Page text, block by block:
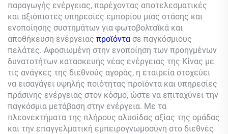
παραγωγής ενέργειας, παρέχοντας αποτελεσματικές
και αξιόπιστες υπηρεσίες εμπορίου μιας στάσης και
ενοποίησης συστημάτων για φωτοβολταϊκά και
αποθήκευση ενέργειας προϊόντα σε παγκόσμιους
πελάτες. Αφοσιωμένη στην ενοποίηση των προηγμένων
δυνατοτήτων κατασκευής νέας ενέργειας της Κίνας με
τις ανάγκες της διεθνούς αγοράς, η εταιρεία στοχεύει
να εισαγάγει υψηλής ποιότητας προϊόντα και υπηρεσίες
πράσινης ενέργειας στον κόσμο, ώστε να επιταχύνει την
παγκόσμια μετάβαση στην ενέργεια. Με τα
πλεονεκτήματα της πλήρους αλυσίδας αξίας της ομάδας
και την επαγγελματική εμπειρογνωμοσύνη στο διεθνές